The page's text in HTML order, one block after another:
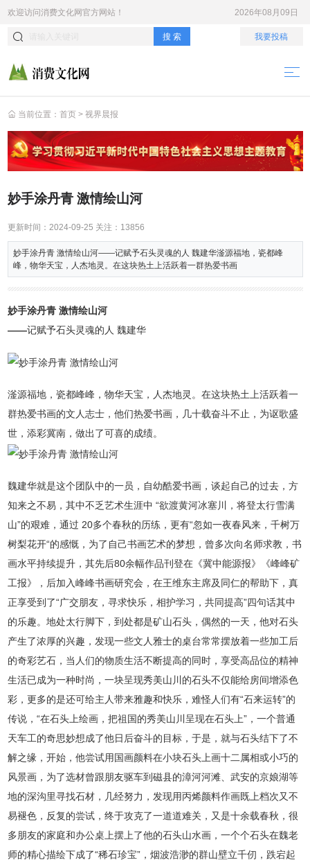
欢迎访问消费文化网官方网站！ 2026年08月09日
搜 索 我要投稿
当前位置： 首页 > 视界晨报
妙手涂丹青 激情绘山河
更新时间： 2024-09-25 关注： 13856
妙手涂丹青 激情绘山河——记赋予石头灵魂的人 魏建华滏源福地，瓷都峰
峰，物华天宝，人杰地灵。在这块热土上活跃着一群热爱书画
妙手涂丹青 激情绘山河
——记赋予石头灵魂的人 魏建华
滏源福地，瓷都峰峰，物华天宝，人杰地灵。在这块热土上活跃着一
群热爱书画的文人志士，他们热爱书画，几十载奋斗不止，为讴歌盛
世，添彩冀南，做出了可喜的成绩。
魏建华就是这个团队中的一员，自幼酷爱书画，谈起自己的过去，方
知来之不易，其中不乏艺术生涯中 “欲渡黄河冰塞川，将登太行雪满
山”的艰难，通过 20多个春秋的历练，更有“忽如一夜春风来，千树万
树梨花开“的感慨，为了自己书画艺术的梦想，曾多次向名师求教，书
画水平持续提升，其先后80余幅作品刊登在《冀中能源报》《峰峰矿
工报》，后加入峰峰书画研究会，在王维东主席及同仁的帮助下，真
正享受到了“广交朋友，寻求快乐，相护学习，共同提高”四句话其中
的乐趣。地处太行脚下，到处都是矿山石头，偶然的一天，他对石头
产生了浓厚的兴趣，发现一些文人雅士的桌台常常摆放着一些加工后
的奇彩艺石，当人们的物质生活不断提高的同时，享受高品位的精神
生活已成为一种时尚，一块呈现秀美山川的石头不仅能给房间增添色
彩，更多的是还可给主人带来雅趣和快乐，难怪人们有“石来运转”的
传说，“在石头上绘画，把祖国的秀美山川呈现在石头上”，一个普通
天车工的奇思妙想成了他日后奋斗的目标，于是，就与石头结下了不
解之缘，开始，他尝试用国画颜料在小块石头上画十二属相或小巧的
风景画，为了选材曾跟朋友驱车到磁县的漳河河滩、武安的京娘湖等
地的深沟里寻找石材，几经努力，发现用丙烯颜料作画既上档次又不
易褪色，反复的尝试，终于攻克了一道道难关，又是十余载春秋，很
多朋友的家庭和办公桌上摆上了他的石头山水画，一个个石头在魏老
师的精心描绘下成了“稀石珍宝”，烟波浩渺的群山壁立千仞，跌宕起